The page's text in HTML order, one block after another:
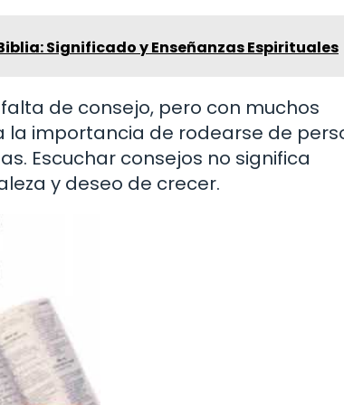
Significado y Enseñanzas Espirituales
de consejo, pero con muchos
la importancia de rodearse de
Escuchar consejos no significa
y deseo de crecer.